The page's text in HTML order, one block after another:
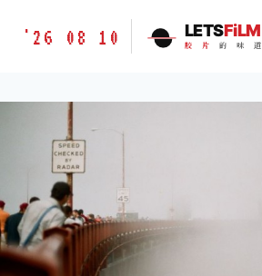
胶
味
LETSFILM
'26 08 10 LETSFiLM
胶 片 的 味 道